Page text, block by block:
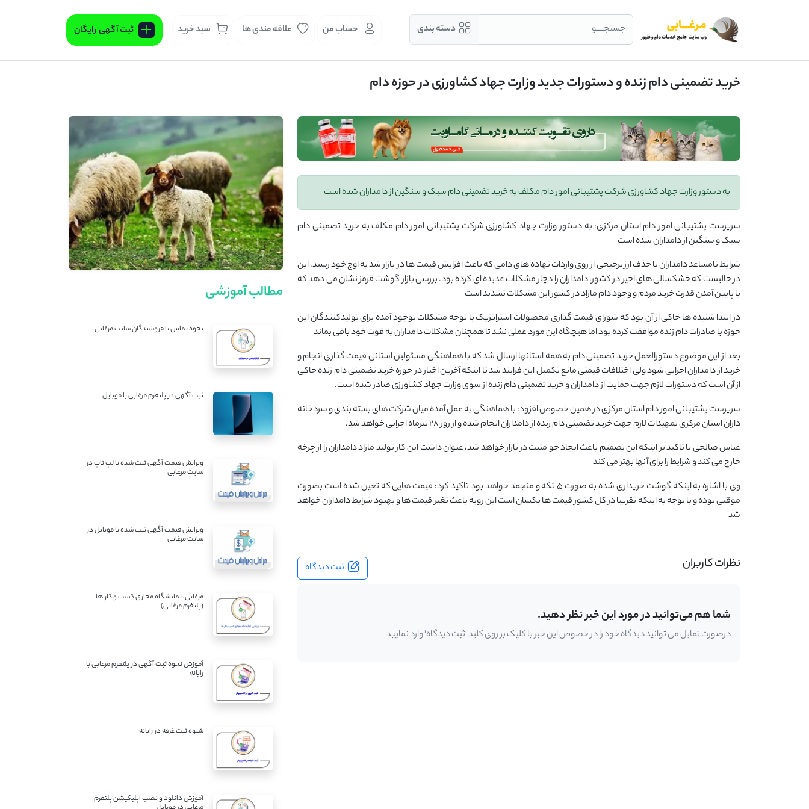
جستجــــو دسته بندی حساب من علاقه مندی ها سبد خرید ثبت آگهی رایگان
خرید تضمینی دام زنده و دستورات جدید وزارت جهاد کشاورزی در حوزه دام
به دستور وزارت جهاد کشاورزی شرکت پشتیبانی امور دام مکلف به خرید تضمینی دام سبک و سنگین از دامداران شده است
سرپرست پشتیبانی امور دام استان مرکزی: به دستور وزارت جهاد کشاورزی شرکت پشتیبانی امور دام مکلف به خرید تضمینی دام
سبک و سنگین از دامداران شده است
شرایط نامساعد دامداران با حذف ارز ترجیحی از روی واردات نهاده های دامی که باعث افزایش قيمت ها در بازار شد به اوج خود رسید. این
در حالیست که خشکسالی های اخير در کشور، دامداران را دچار مشکلات عدیده ای کرده بود. بررسی بازار گوشت قرمز نشان می دهد که
با پایین آمدن قدرت خرید مردم و وجود دام مازاد در کشور این مشکلات تشدید است
در ابتدا شنیده ها حاکی از آن بود که شورای قیمت گذاری محصولات استراتژیک با توجه مشکلات بوجود آمده برای تولیدکنندگان این
حوزه با صادرات دام زنده موافقت کرده بود اما هیچگاه این مورد عملی نشد تا همچنان مشکلات دامداران به قوت خود باقی بماند
بعد از این موضوع دستورالعمل خرید تضمینی دام به همه استانها ارسال شد که با هماهنگی مسئولین استانی قیمت گذاری انجام و
خرید از دامداران اجرایی شود ولی اختلافات قیمتی مانع تکمیل این فرایند شد تا اینکه آخرین اخبار در حوزه خرید تضمینی دام زنده حاکی
از آن است که دستورات لازم جهت حمایت از دامداران و خرید تضمینی دام زنده از سوی وزارت جهاد کشاورزی صادر شده است.
سرپرست پشتیبانی امور دام استان مرکزی در همین خصوص افزود: با هماهنگی به عمل آمده میان شرکت های بسته بندی و سردخانه
داران استان مرکزی تمهیدات لازم جهت خرید تضمینی دام زنده از دامداران انجام شده و از روز ۲۸ تیرماه اجرایی خواهد شد.
عباس صالحی با تاکید بر اینکه این تصمیم باعث ایجاد جو مثبت در بازار خواهد شد، عنوان داشت این کار تولید مازاد دامداران را از چرخه
خارج می کند و شرایط را برای آنها بهتر می کند
وی با اشاره به اینکه گوشت خریداری شده به صورت ۵ تکه و منجمد خواهد بود تاکید کرد: قیمت هایی که تعین شده است بصورت
موقتی بوده و با توجه به اینکه تقریبا در کل کشور قیمت ها یکسان است این رویه باعث تغیر قیمت ها و بهبود شرایط دامداران خواهد
شد
نظرات کاربران ثبت دیدگاه
شما هم می‌توانید در مورد این خبر نظر دهید.
درصورت تمایل می توانید دیدگاه خود را در خصوص این خبر با کلیک بر روی کلید 'ثبت دیدگاه' وارد نمایید
مطالب آموزشی
نحوه تماس با فروشندگان سایت مرغابی
ثبت آگهی در پلتفرم مرغابی با موبایل
ویرایش قیمت آگهی ثبت شده با لپ تاپ در
سایت مرغابی
ویرایش قیمت آگهی ثبت شده با موبایل در
سایت مرغابی
مرغابی، نمایشگاه مجازی کسب و کار ها
(پلتفرم مرغابی)
آموزش نحوه ثبت آگهی در پلتفرم مرغابی با
رایانه
شیوه ثبت غرفه در رایانه
آموزش دانلود و نصب اپلیکیشن پلتفرم